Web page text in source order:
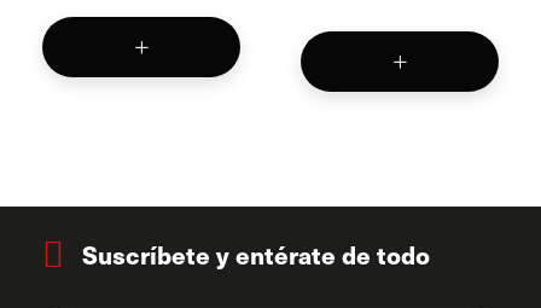
Suscríbete y entérate de todo